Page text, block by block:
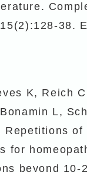
38.
K, Reich
L,
Repetitions of
for
beyond 10-